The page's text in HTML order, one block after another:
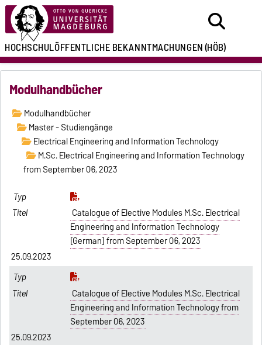
HOCHSCHULÖFFENTLICHEBEKANNTMACHUNGEN(HÖB)
Modulhandbücher
Modulhandbücher
Master - Studiengänge
Electrical Engineering and Information Technology
M.Sc. Electrical Engineering and Information Technology
from September 06, 2023
Catalogue of Elective Modules M.Sc. Electrical
Engineering and Information Technology
[German] from September 06, 2023
25.09.2023
Catalogue of Elective Modules M.Sc. Electrical
Engineering and Information Technology from
September 06, 2023
25.09.2023